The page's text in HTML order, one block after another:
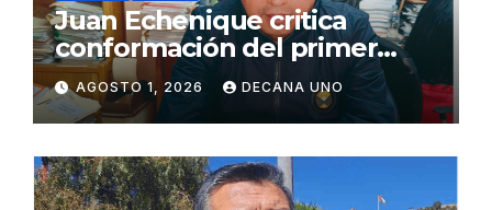
Juan Echenique critica
conformación del primer
gabinete ministerial de Keiko
Fujimori
AGOSTO 1, 2026 DECANA UNO